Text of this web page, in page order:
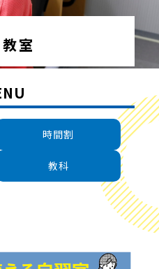
室
時間割
教科